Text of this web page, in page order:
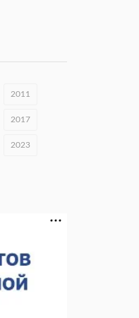
Кулем и
«Семья
необычный
2011
2017
2023